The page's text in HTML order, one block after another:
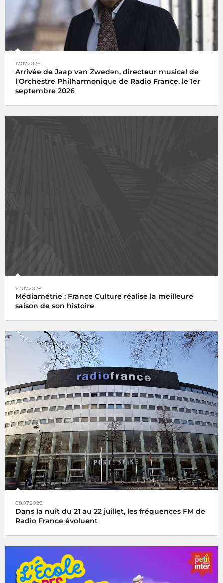
17.07.2026
Arrivée de Jaap van Zweden, directeur musical de
l'Orchestre Philharmonique de Radio France, le 1er
septembre 2026
10.07.2026
Médiamétrie : France Culture réalise la meilleure
saison de son histoire
08.07.2026
Dans la nuit du 21 au 22 juillet, les fréquences FM de
Radio France évoluent